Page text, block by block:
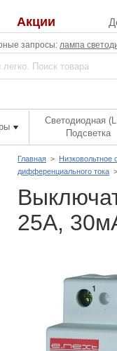
Акции
запросы: лампа
Светодиодная
Подсветка
Главная > Низковольтное
дифференциального тока
25А,